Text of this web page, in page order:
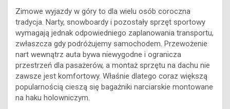
Zimowe wyjazdy w góry to dla wielu osób coroczna
tradycja. Narty, snowboardy i pozostały sprzęt sportowy
wymagają jednak odpowiedniego zaplanowania transportu,
zwłaszcza gdy podróżujemy samochodem. Przewożenie
nart wewnątrz auta bywa niewygodne i ogranicza
przestrzeń dla pasażerów, a montaż sprzętu na dachu nie
zawsze jest komfortowy. Właśnie dlatego coraz większą
popularnością cieszą się bagażniki narciarskie montowane
na haku holowniczym.